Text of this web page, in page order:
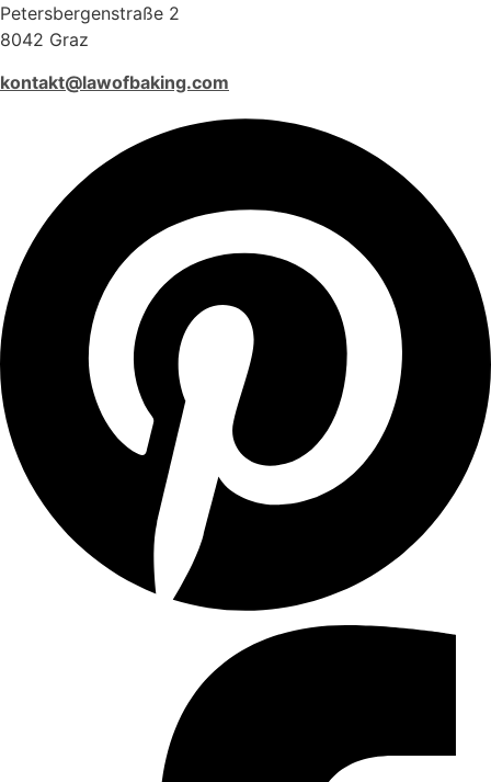
Petersbergenstraße 2
8042 Graz
kontakt@lawofbaking.com